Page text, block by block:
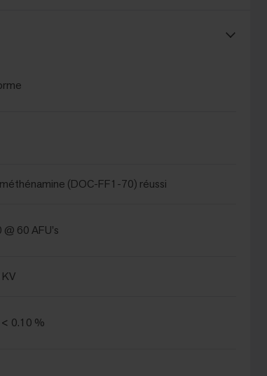
(DOC-FF1-70) réussi
@ 60 AFU's
0.10 %